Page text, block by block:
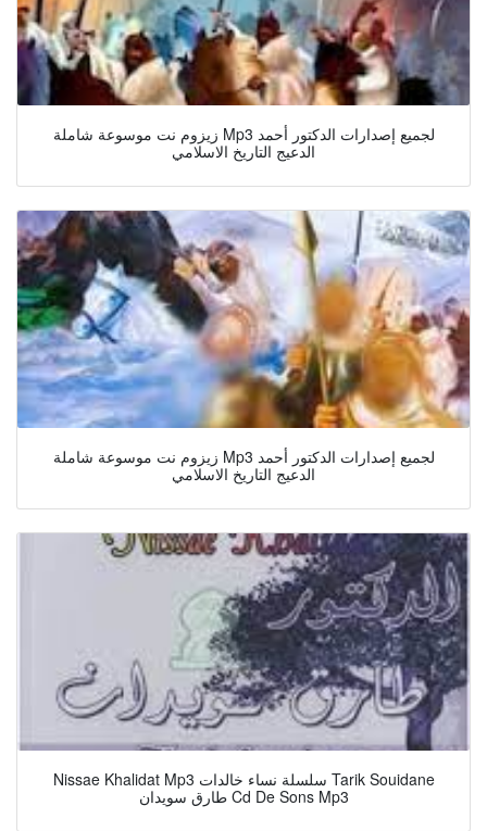
زيزوم نت موسوعة شاملة Mp3 لجميع إصدارات الدكتور أحمد
الدعيج التاريخ الاسلامي
زيزوم نت موسوعة شاملة Mp3 لجميع إصدارات الدكتور أحمد
الدعيج التاريخ الاسلامي
Nissae Khalidat Mp3 سلسلة نساء خالدات Tarik Souidane
طارق سويدان Cd De Sons Mp3